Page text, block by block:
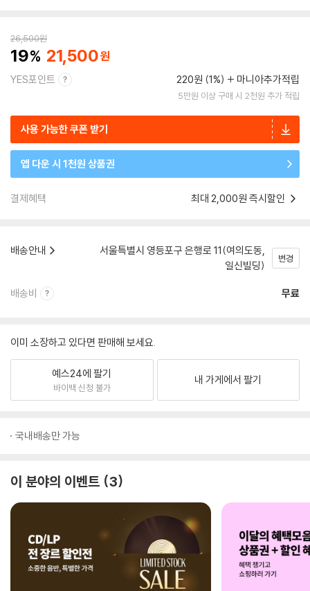
26,500원
19 21,500
YES포인트 220원 (1%) 마니아추가적립
5만원 이상 구매 시 2천원 추가 적립
사용 가능한 쿠폰 받기
앱 다운 시 1천원 상품권
결제혜택 최대 2,000원 즉시할인
배송안내
서울특별시 영등포구 은행로 11(여의도동,
일신빌딩)
변경
배송비 무료
이미 소장하고 있다면 판매해 보세요.
예스24에 팔기
바이백 신청 불가
내 가게에서 팔기
국내배송만 가능
이 분야의 이벤트 3